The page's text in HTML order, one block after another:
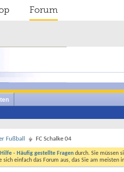
Forum
Fußball FC Schalke 04
Hilfe - Häufig gestellte Fragen durch. Sie müssen
sich einfach das Forum aus, das Sie am meisten